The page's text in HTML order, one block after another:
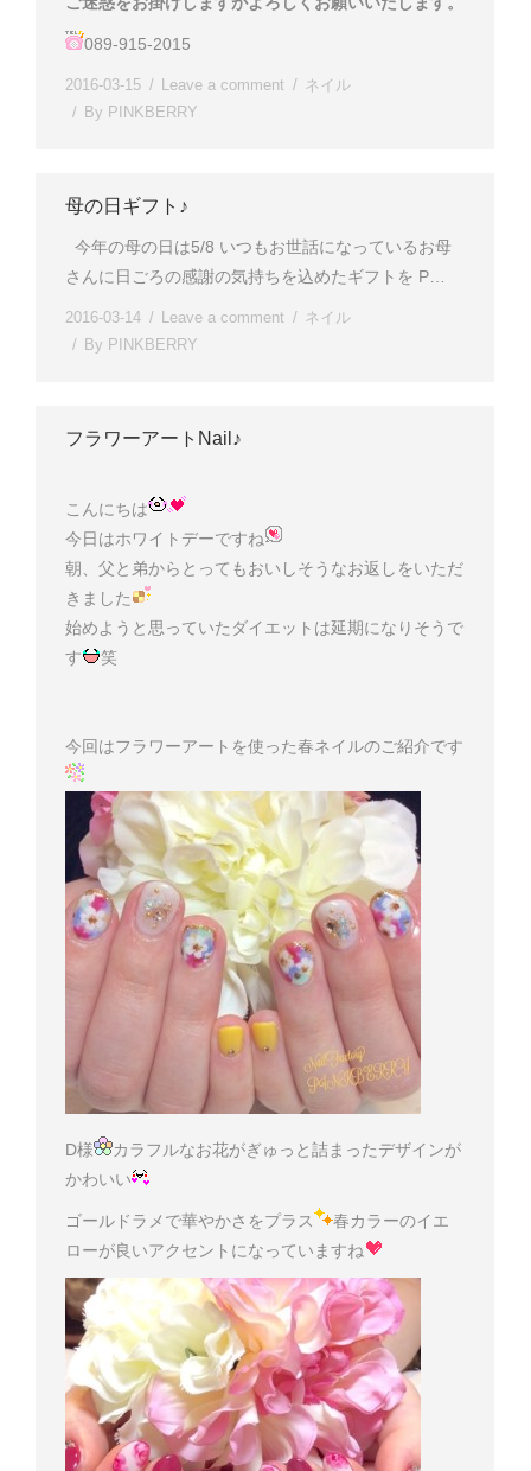
089-915-2015
2016-03-15 Leave a comment
ネイル
By PINKBERRY
母の日ギフト♪
今年の母の日は5/8 いつもお世話になっているお母
さんに日ごろの感謝の気持ちを込めたギフトを P…
2016-03-14 Leave a comment
ネイル
By PINKBERRY
フラワーアートNail♪
こんにちは
今日はホワイトデーですね
朝、父と弟からとってもおいしそうなお返しをいただ
きました
始めようと思っていたダイエットは延期になりそうで
す
笑
今回はフラワーアートを使った春ネイルのご紹介です
D様
カラフルなお花がぎゅっと詰まったデザインが
かわいい
ゴールドラメで華やかさをプラス
春カラーのイエ
ローが良いアクセントになっていますね